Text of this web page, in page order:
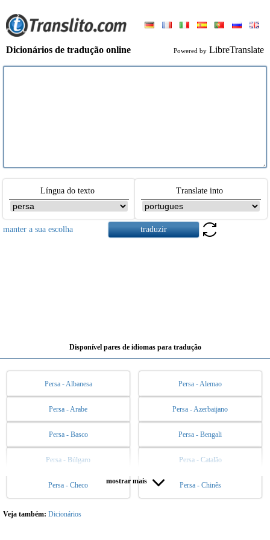
Dicionários de tradução online Powered by LibreTranslate
Língua do texto Translate into
manter a sua escolha
Disponível pares de idiomas para tradução
Persa - Albanesa Persa - Alemao
Persa - Arabe Persa - Azerbaijano
Persa - Basco Persa - Bengali
Persa - Búlgaro Persa - Catalão
Persa - Checo Persa - Chinês
Persa - Chinês (trad) Persa - Coreano
Persa - Dinamarquês
mostrar mais
Veja também: Dicionários